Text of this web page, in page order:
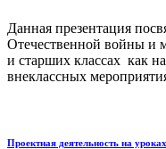
Данная презентация
Отечественной войны и
и старших классах как
внеклассных
Проектная деятельность на